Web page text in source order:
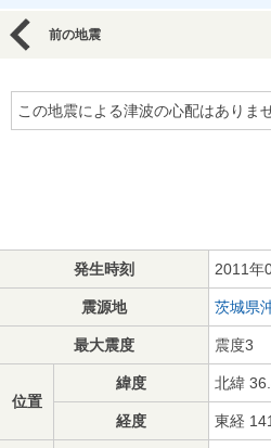
前の地震
この地震による津波の心配はありませ
発生時刻 2011年
震源地 茨城県
最大震度 震度3
位置
緯度 北緯
経度 東経